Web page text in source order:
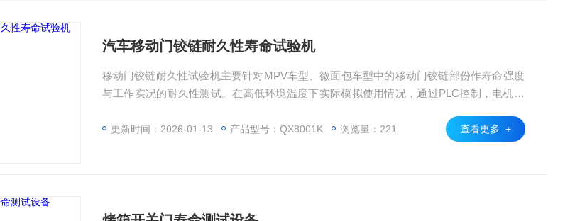
汽车移动门铰链耐久性寿命试验机
移动门铰链耐久性试验机主要针对MPV车型、微面包车型中的移动门铰链部份作寿命强度
与工作实况的耐久性测试。在高低环境温度下实际模拟使用情况，通过PLC控制，电机为
行长时间与周期性的加速寿命耐久性测试；
更新时间：2026-01-13 产品型号：QX8001K 浏览量：221 查看更多 +